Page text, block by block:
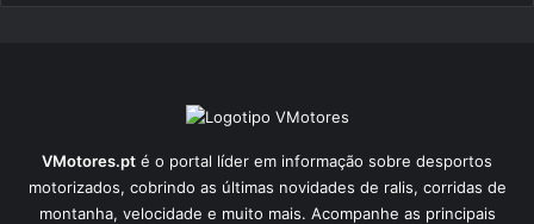
VMotores.pt é o portal líder em informação sobre desportos
motorizados, cobrindo as últimas novidades de ralis, corridas de
montanha, velocidade e muito mais. Acompanhe as principais